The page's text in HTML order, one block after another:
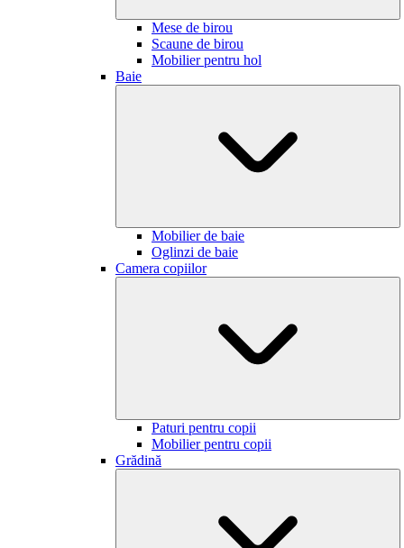
Mese de birou
Scaune de birou
Mobilier pentru hol
Baie
Mobilier de baie
Oglinzi de baie
Camera copiilor
Paturi pentru copii
Mobilier pentru copii
Grădină